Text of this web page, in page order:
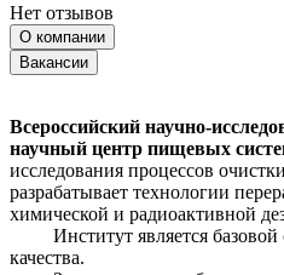
Нет отзывов
О компании
Вакансии
Всероссийский научно-
научный центр пищевых
исследования процессов
разрабатывает технологии
химической и радиоактивной
Институт является базовой
качества.